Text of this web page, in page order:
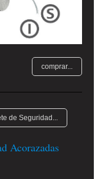
comprar...
de Seguridad...
Acorazadas